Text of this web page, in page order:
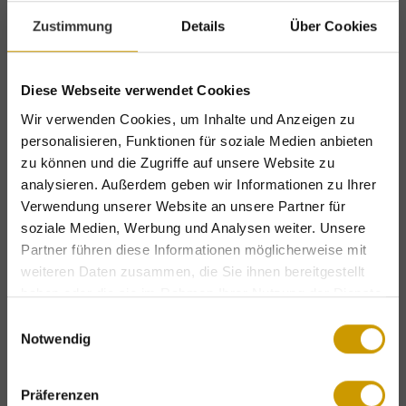
Zustimmung Details Über Cookies
Diese Webseite verwendet Cookies
Wir verwenden Cookies, um Inhalte und Anzeigen zu
personalisieren, Funktionen für soziale Medien anbieten
zu können und die Zugriffe auf unsere Website zu
analysieren. Außerdem geben wir Informationen zu Ihrer
Verwendung unserer Website an unsere Partner für
soziale Medien, Werbung und Analysen weiter. Unsere
Partner führen diese Informationen möglicherweise mit
weiteren Daten zusammen, die Sie ihnen bereitgestellt
haben oder die sie im Rahmen Ihrer Nutzung der Dienste
Notwendig
Präferenzen
Verwöhnpension
erwartet Sie ein5-Gänge-Wahlmenüin
unserem mehrfach prämiertenRestaurant.
Vegetarische Gerichte stehen ebenso für Sie
bereit wie vegane Optionen auf Wunsch.
Erlenreich Relax & SPA
genießen Sie u.a. die finnische Sauna &
Whirlpool und den beheizten Outdoorwhirlpool
Exklusive Urlaubsvorteile – nur für kurze